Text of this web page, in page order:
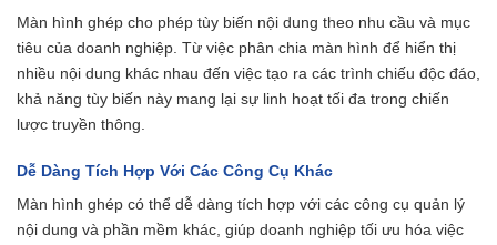
Màn hình ghép cho phép tùy biến nội dung theo nhu cầu và mục
tiêu của doanh nghiệp. Từ việc phân chia màn hình để hiển thị
nhiều nội dung khác nhau đến việc tạo ra các trình chiếu độc đáo,
khả năng tùy biến này mang lại sự linh hoạt tối đa trong chiến
lược truyền thông.
Dễ Dàng Tích Hợp Với Các Công Cụ Khác
Màn hình ghép có thể dễ dàng tích hợp với các công cụ quản lý
nội dung và phần mềm khác, giúp doanh nghiệp tối ưu hóa việc